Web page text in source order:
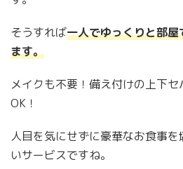
そうすれば一人でゆっくりと部
ます。
メイクも不要！備え付けの上下
OK！
人目を気にせずに豪華なお食事
いサービスですね。